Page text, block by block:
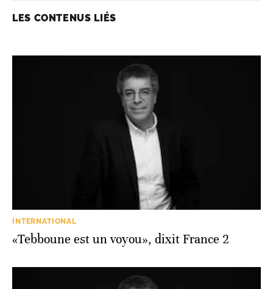
LES CONTENUS LIÉS
INTERNATIONAL
«Tebboune est un voyou», dixit France 2